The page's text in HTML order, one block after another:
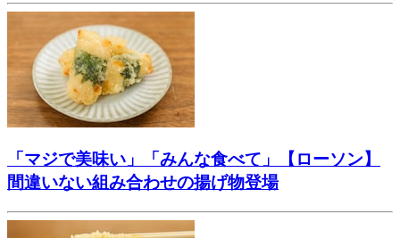
「マジで美味い」「みんな食べて」【ローソン】
間違いない組み合わせの揚げ物登場